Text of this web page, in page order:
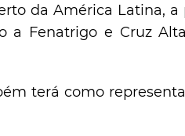
da América Latina,
Fenatrigo e Cruz
terá como